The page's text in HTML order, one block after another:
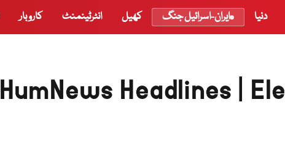
دنیا ایران-اسرائیل جنگ کھیل انٹرٹینمنٹ کاروبار
HumNews Headlines |